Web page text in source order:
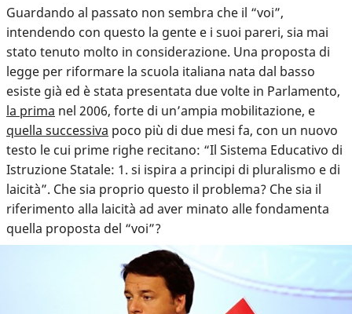
Guardando al passato non sembra che il “voi”,
intendendo con questo la gente e i suoi pareri, sia mai
stato tenuto molto in considerazione. Una proposta di
legge per riformare la scuola italiana nata dal basso
esiste già ed è stata presentata due volte in Parlamento,
la prima nel 2006, forte di un’ampia mobilitazione, e
quella successiva poco più di due mesi fa, con un nuovo
testo le cui prime righe recitano: “Il Sistema Educativo di
Istruzione Statale: 1. si ispira a principi di pluralismo e di
laicità”. Che sia proprio questo il problema? Che sia il
riferimento alla laicità ad aver minato alle fondamenta
quella proposta del “voi”?